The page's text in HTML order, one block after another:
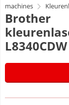
machines
Brother
L8340CDW